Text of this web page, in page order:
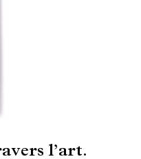
l’art.